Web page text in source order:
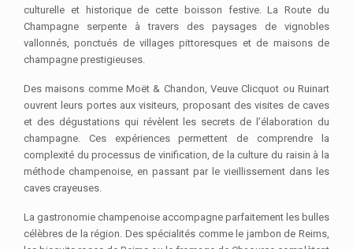
culturelle et historique de cette boisson festive. La Route du
Champagne serpente à travers des paysages de vignobles
vallonnés, ponctués de villages pittoresques et de maisons de
champagne prestigieuses.
Des maisons comme Moët & Chandon, Veuve Clicquot ou Ruinart
ouvrent leurs portes aux visiteurs, proposant des visites de caves
et des dégustations qui révèlent les secrets de l’élaboration du
champagne. Ces expériences permettent de comprendre la
complexité du processus de vinification, de la culture du raisin à la
méthode champenoise, en passant par le vieillissement dans les
caves crayeuses.
La gastronomie champenoise accompagne parfaitement les bulles
célèbres de la région. Des spécialités comme le jambon de Reims,